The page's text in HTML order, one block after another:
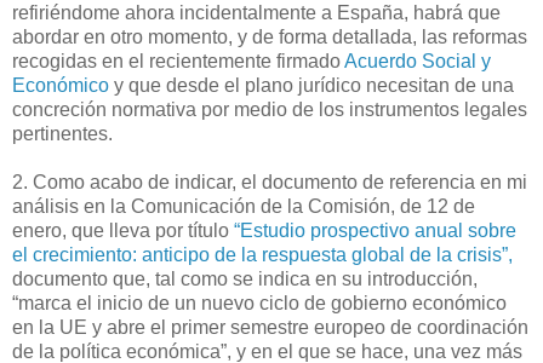
refiriéndome ahora incidentalmente a España, habrá que
abordar en otro momento, y de forma detallada, las reformas
recogidas en el recientemente firmadoAcuerdo Social y
Económico y que desde el plano jurídico necesitan de una
concreción normativa por medio de los instrumentos legales
pertinentes.
2. Como acabo de indicar, el documento de referencia en mi
análisis en la Comunicación de la Comisión, de 12 de
enero, que lleva por título “Estudio prospectivo anual sobre
el crecimiento: anticipo de la respuesta global de la crisis”,
documento que, tal como se indica en su introducción,
“marca el inicio de un nuevo ciclo de gobierno económico
en la UE y abre el primer semestre europeo de coordinación
de la política económica”, y en el que se hace, una vez más